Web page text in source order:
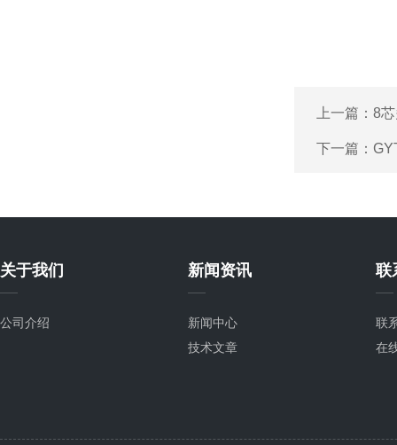
上一篇： 8
下一篇：
关于我们
公司介绍
新闻资讯
新闻中心
技术文章
联
联
在